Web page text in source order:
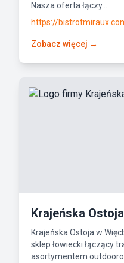
Nasza oferta łączy...
https://
Zobacz więcej →
Krajeńska Ostoja
Krajeńska Ostoja w
sklep łowiecki łączący
asortymentem